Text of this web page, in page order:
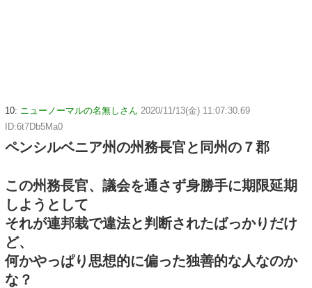
10: ニューノーマルの名無しさん 2020/11/13(金) 11:07:30.69
ID:6t7Db5Ma0
ペンシルベニア州の州務長官と同州の７郡
この州務長官、議会を通さず身勝手に期限延期
しようとして
それが連邦栽で違法と判断されたばっかりだけ
ど、
何かやっぱり思想的に偏った独善的な人なのか
な？